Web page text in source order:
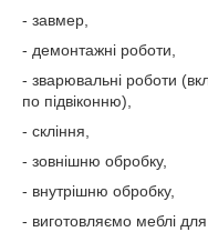
- завмер,
- демонтажні роботи,
- зварювальні роботи
по підвіконню),
- скління,
- зовнішню обробку,
- внутрішню обробку,
- виготовляємо меблі для